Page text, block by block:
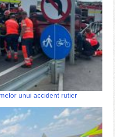
unui accident rutier